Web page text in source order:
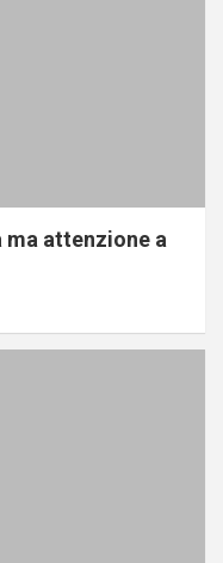
ma attenzione a